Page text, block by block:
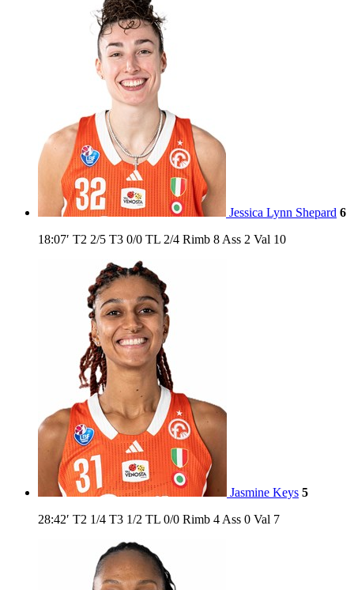
Jessica Lynn Shepard 6
18:07′ T2 2/5 T3 0/0 TL 2/4 Rimb 8 Ass 2 Val 10
Jasmine Keys 5
28:42′ T2 1/4 T3 1/2 TL 0/0 Rimb 4 Ass 0 Val 7